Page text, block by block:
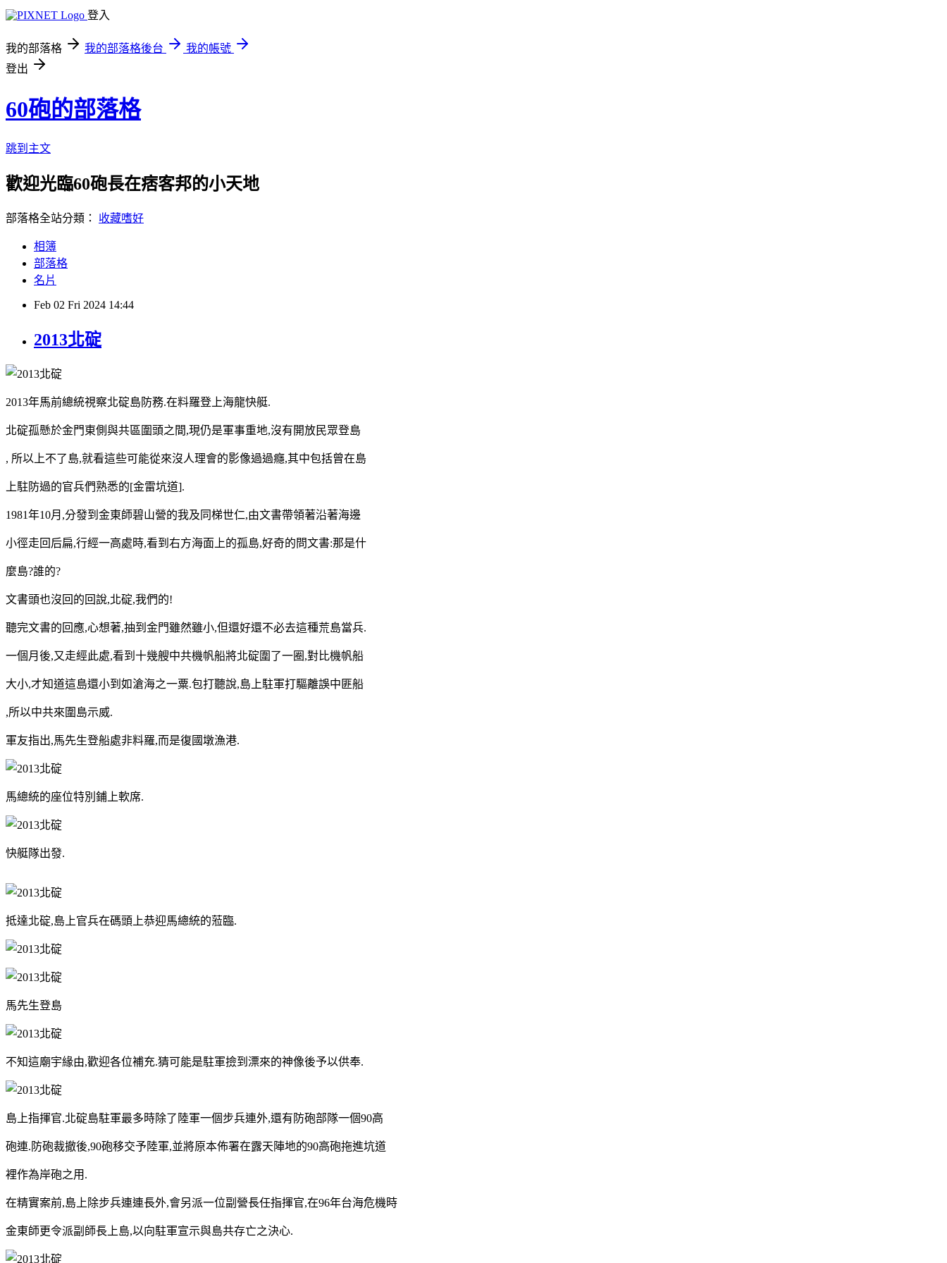
登入
我的部落格 我的部落格後台
我的帳號
登出
60砲的部落格
跳到主文
歡迎光臨60砲長在痞客邦的小天地
部落格全站分類： 收藏嗜好
相簿
部落格
名片
Feb 02 Fri 2024 14:44
2013北碇
2013年馬前總統視察北碇島防務.在料羅登上海龍快艇.
北碇孤懸於金門東側與共區圍頭之間,現仍是軍事重地,沒有開放民眾登島
, 所以上不了島,就看這些可能從來沒人理會的影像過過癮,其中包括曾在島
上駐防過的官兵們熟悉的[金雷坑道].
1981年10月,分發到金東師碧山營的我及同梯世仁,由文書帶領著沿著海邊
小徑走回后扁,行經一高處時,看到右方海面上的孤島,好奇的問文書:那是什
麼島?誰的?
文書頭也沒回的回說,北碇,我們的!
聽完文書的回應,心想著,抽到金門雖然雖小,但還好還不必去這種荒島當兵.
一個月後,又走經此處,看到十幾艘中共機帆船將北碇圍了一圈,對比機帆船
大小,才知道這島還小到如滄海之一粟.包打聽說,島上駐軍打驅離誤中匪船
,所以中共來圍島示威.
軍友指出,馬先生登船處非料羅,而是復國墩漁港.
馬總統的座位特別鋪上軟席.
快艇隊出發.
抵達北碇,島上官兵在碼頭上恭迎馬總統的蒞臨.
馬先生登島
不知這廟宇緣由,歡迎各位補充.猜可能是駐軍撿到漂來的神像後予以供奉.
島上指揮官.北碇島駐軍最多時除了陸軍一個步兵連外,還有防砲部隊一個90高
砲連.防砲裁撤後,90砲移交予陸軍,並將原本佈署在露天陣地的90高砲拖進坑道
裡作為岸砲之用.
在精實案前,島上除步兵連連長外,會另派一位副營長任指揮官,在96年台海危機時
金東師更令派副師長上島,以向駐軍宣示與島共存亡之決心.